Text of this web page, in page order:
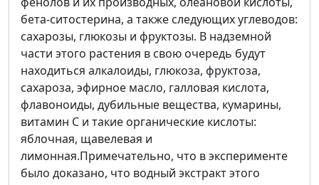
бета-ситостерина, а также следующих углеводов:
сахарозы, глюкозы и фруктозы. В надземной
части этого растения в свою очередь будут
находиться алкалоиды, глюкоза, фруктоза,
сахароза, эфирное масло, галловая кислота,
флавоноиды, дубильные вещества, кумарины,
витамин С и такие органические кислоты:
яблочная, щавелевая и
лимонная.Примечательно, что в эксперименте
было доказано, что водный экстракт этого